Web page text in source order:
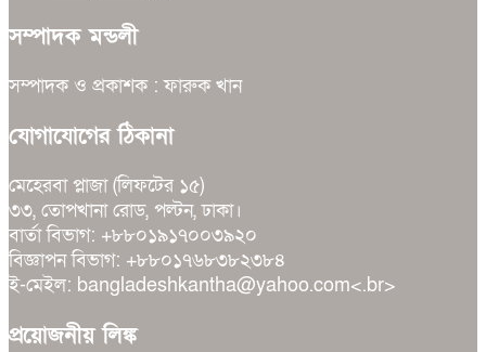
সম্পাদক মন্ডলী
সম্পাদক ও প্রকাশক : ফারুক খান
যোগাযোগের ঠিকানা
মেহেরবা প্লাজা (লিফটের ১৫)
৩৩, তোপখানা রোড, পল্টন, ঢাকা।
বার্তা বিভাগ: +৮৮০১৯১৭০০৩৯২০
বিজ্ঞাপন বিভাগ: +৮৮০১৭৬৮৩৮২৩৮৪
ই-মেইল: bangladeshkantha@yahoo.com<.br>
প্রয়োজনীয় লিঙ্ক